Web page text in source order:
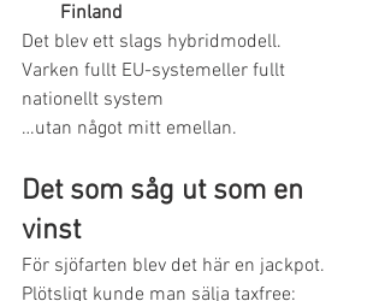
Finland
Det blev ett slags hybridmodell.
Varken fullt EU-systemeller fullt
nationellt system
…utan något mitt emellan.
Det som såg ut som en
vinst
För sjöfarten blev det här en jackpot.
Plötsligt kunde man sälja taxfree: